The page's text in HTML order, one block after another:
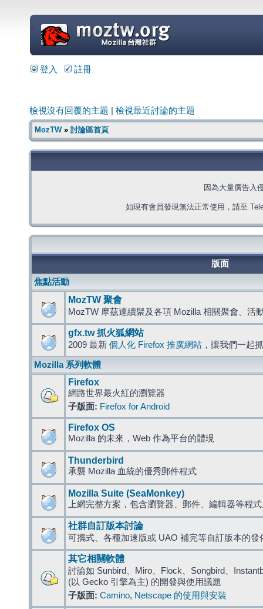
=
登入 註冊
檢視沒有回覆的主題 檢視最近討論的主題
MozTW» 討論區首頁
因為大量廣告入
如現有會員發現無法正常使用，請至
版面
焦點活動
MozTW 聚會
MozTW 摩茲連續聚及各項 Mozilla 相關聚會、活
gfx.tw 抓火狐網站
2009 最新 個人化 Firefox 推廣網站 ，讓我們一起
Mozilla 系列軟體
Firefox
網路世界最火紅的瀏覽器
子版面: Firefox for Android
Firefox OS
Mozilla 的未來，Web 作為平台的體現
Thunderbird
承襲 Mozilla 血統的優秀郵件程式
Mozilla Suite (SeaMonkey)
上網完整方案，包含瀏覽器、郵件、編輯器等程
社群自訂版本討論
可攜式、各種加速版或 UAO 補完等自訂版本的發
其它相關軟體
討論如 Sunbird、Miro、Flock、Songbird、
(以 Gecko 引擎為主) 的開發與使用議題
子版面: Camino, Netscape 的使用與安裝